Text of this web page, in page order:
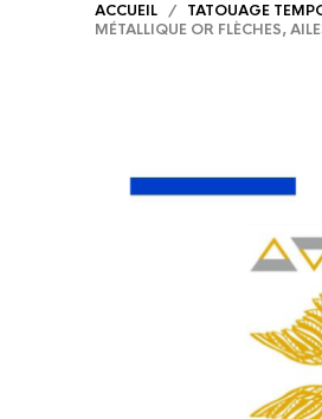
ACCUEIL / TATOUAGE
MÉTALLIQUE OR FLÈCHES,